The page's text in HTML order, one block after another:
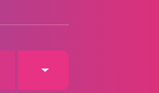
Toggle Dropdown